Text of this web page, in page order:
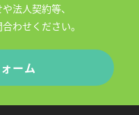
法人契約等、
わせください。
ーム